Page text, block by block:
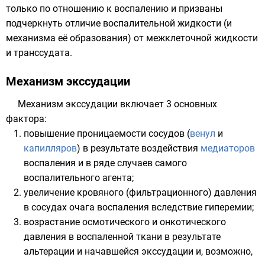
только по отношению к воспалению и призваны
подчеркнуть отличие воспалительной жидкости (и
механизма её образования) от межклеточной жидкости
и транссудата.
Механизм экссудации
Механизм экссудации включает 3 основных
фактора:
повышение проницаемости сосудов (венул и
капилляров) в результате воздействия медиаторов
воспаления и в ряде случаев самого
воспалительного агента;
увеличение кровяного (фильтрационного) давления
в сосудах очага воспаления вследствие гиперемии;
возрастание осмотического и онкотического
давления в воспаленной ткани в результате
альтерации и начавшейся экссудации и, возможно,